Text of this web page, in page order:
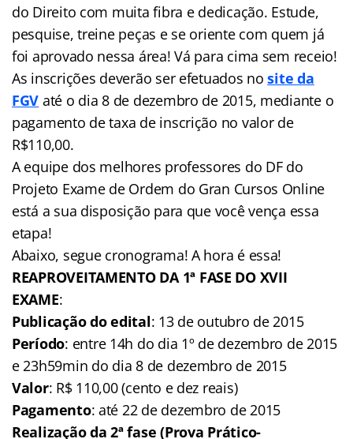
do Direito com muita fibra e dedicação. Estude,
pesquise, treine peças e se oriente com quem já
foi aprovado nessa área! Vá para cima sem receio!
As inscrições deverão ser efetuados nosite da
FGV até o dia 8 de dezembro de 2015, mediante o
pagamento de taxa de inscrição no valor de
R$110,00.
A equipe dos melhores professores do DF do
Projeto Exame de Ordem do Gran Cursos Online
está a sua disposição para que você vença essa
etapa!
Abaixo, segue cronograma! A hora é essa!
REAPROVEITAMENTO DA 1ª FASE DO XVII
EXAME:
Publicação do edital: 13 de outubro de 2015
Período: entre 14h do dia 1º de dezembro de 2015
e 23h59min do dia 8 de dezembro de 2015
Valor: R$ 110,00 (cento e dez reais)
Pagamento: até 22 de dezembro de 2015
Realização da 2ª fase (Prova Prático-